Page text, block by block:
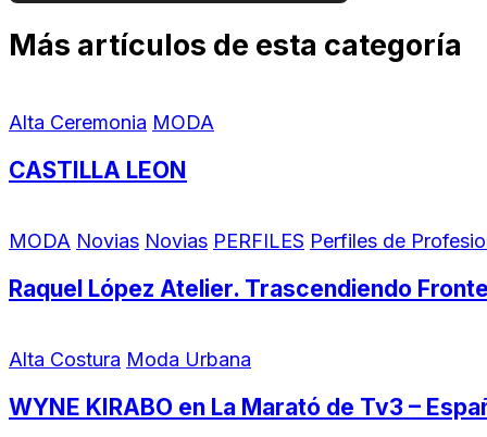
Más artículos de esta categoría
Alta Ceremonia MODA
CASTILLA LEON
MODA Novias Novias PERFILES Perfiles de
Raquel López Atelier. Trascendiendo
Alta Costura Moda Urbana
WYNE KIRABO en La Marató de Tv3 –